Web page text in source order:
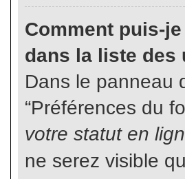
Comment puis-
dans la liste des
Dans le panneau
“Préférences du
votre statut en
ne serez visible